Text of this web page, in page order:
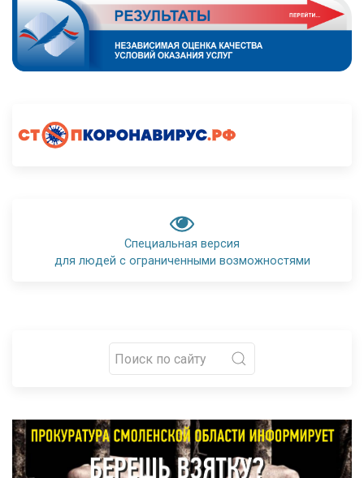
Специальная версия
для людей с ограниченными возможностями